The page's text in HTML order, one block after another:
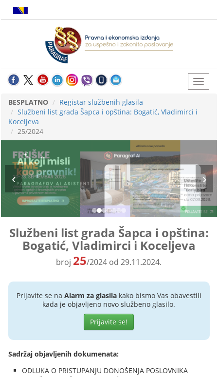
BESPLATNO
Registar službenih glasila
Službeni list grada Šapca i opština: Bogatić, Vladimirci i
Koceljeva
25/2024
Službeni list grada Šapca i opština:
Bogatić, Vladimirci i Koceljeva
broj 25/2024 od 29.11.2024.
Prijavite se na Alarm za glasilakako bismo Vas obavestili
kada je objavljeno novo službeno glasilo.
Prijavite se!
Sadržaj objavljenih dokumenata:
ODLUKA O PRISTUPANJU DONOŠENJA POSLOVNIKA